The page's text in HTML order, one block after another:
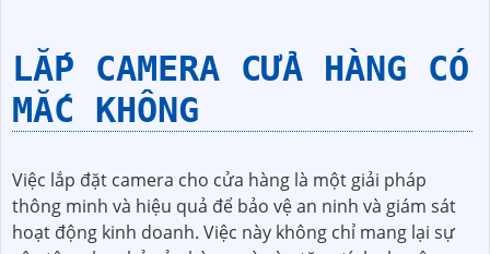
LẮP CAMERA CỬA HÀNG CÓ
MẮC KHÔNG
Việc lắp đặt camera cho cửa hàng là một giải pháp
thông minh và hiệu quả để bảo vệ an ninh và giám sát
hoạt động kinh doanh. Việc này không chỉ mang lại sự